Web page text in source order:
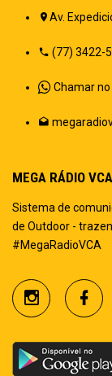
Av.
(77) 3422-
Chamar
MEGA RÁDIO VCA
Sistema de
de Outdoor -
#MegaRadioVCA